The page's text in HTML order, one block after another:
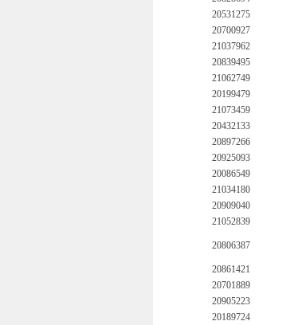
20531275
20700927
21037962
20839495
21062749
20199479
21073459
20432133
20897266
20925093
20086549
21034180
20909040
21052839
20806387
20861421
20701889
20905223
20189724